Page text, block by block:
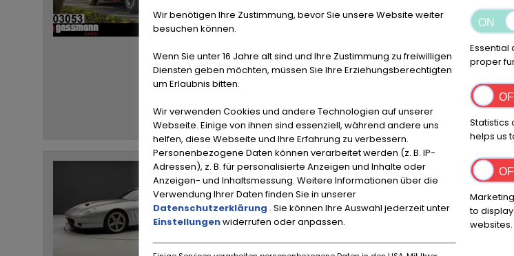
EUR109.000,-
Zpráva
Financování kalkulačka
powered by tarifcheck
Ferrari 575 M Maranello
41.050 KM
PSČ / Město:
37120 Bovenden
Palivo:
Benzín
EUR119.000,-
Wir benötigen Ihre Zustimmung, bevor Sie unsere Website weiter
besuchen können.
Wenn Sie unter 16 Jahre alt sind und Ihre Zustimmung zu freiwilligen
Diensten geben möchten, müssen Sie Ihre Erziehungsberechtigten
um Erlaubnis bitten.
Wir verwenden Cookies und andere Technologien auf unserer
Webseite. Einige von ihnen sind essenziell, während andere uns
helfen, diese Webseite und Ihre Erfahrung zu verbessern.
Personenbezogene Daten können verarbeitet werden (z. B. IP-
Adressen), z. B. für personalisierte Anzeigen und Inhalte oder
Anzeigen- und Inhaltsmessung. Weitere Informationen über die
Verwendung Ihrer Daten finden Sie in unserer
Datenschutzerklärung . Sie können Ihre Auswahl jederzeit unter
Einstellungenwiderrufen oder anpassen.
Essential
proper
Statistics
helps us
to
websites.